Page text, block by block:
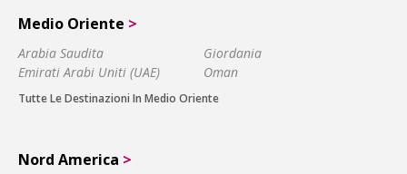
Medio Oriente >
Arabia Saudita
Emirati Arabi Uniti (UAE)
Giordania
Oman
Tutte Le Destinazioni In Medio Oriente
Nord America >